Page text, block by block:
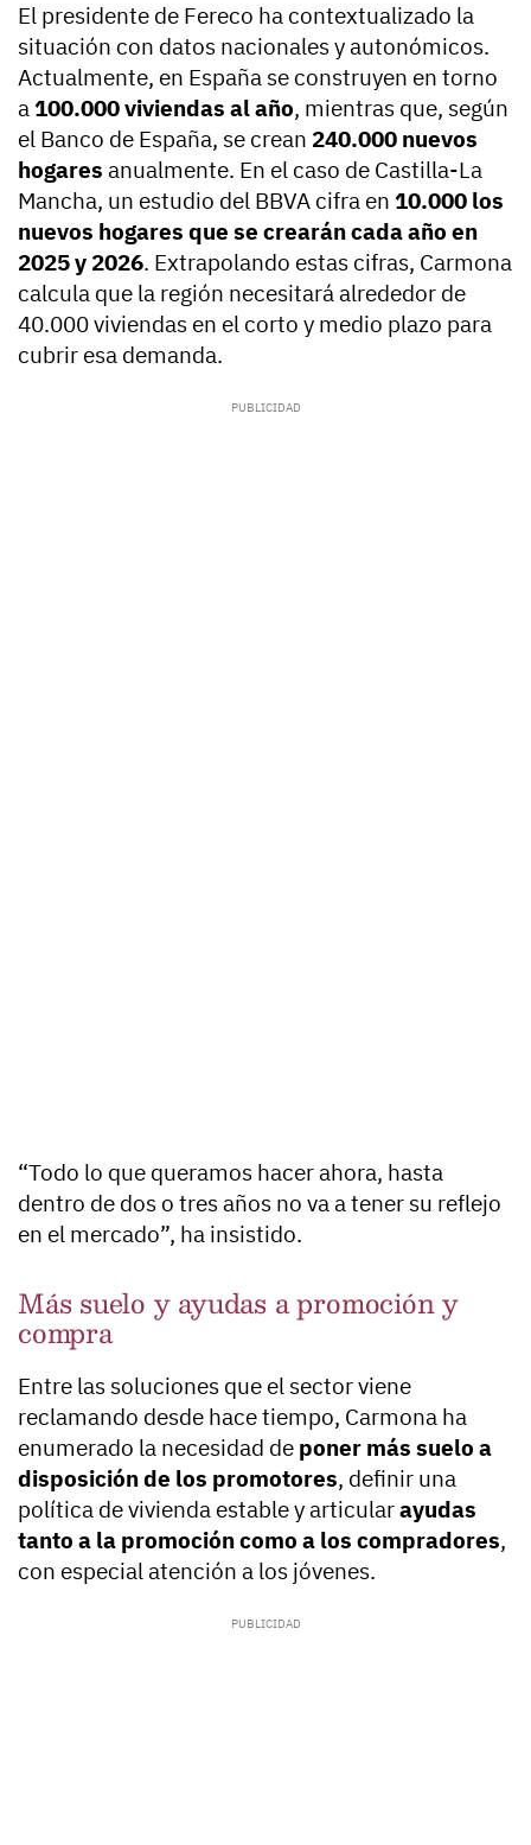
El presidente de Fereco ha contextualizado la
situación con datos nacionales y autonómicos.
Actualmente, en España se construyen en torno
a 100.000 viviendas al año, mientras que, según
el Banco de España, se crean 240.000 nuevos
hogares anualmente. En el caso de Castilla-La
Mancha, un estudio del BBVA cifra en 10.000 los
nuevos hogares que se crearán cada año en
2025 y 2026. Extrapolando estas cifras, Carmona
calcula que la región necesitará alrededor de
40.000 viviendas en el corto y medio plazo para
cubrir esa demanda.
“Todo lo que queramos hacer ahora, hasta
dentro de dos o tres años no va a tener su reflejo
en el mercado”, ha insistido.
Más suelo y ayudas a promoción y
compra
Entre las soluciones que el sector viene
reclamando desde hace tiempo, Carmona ha
enumerado la necesidad de poner más suelo a
disposición de los promotores, definir una
política de vivienda estable y articularayudas
tanto a la promoción como a los compradores,
con especial atención a los jóvenes.